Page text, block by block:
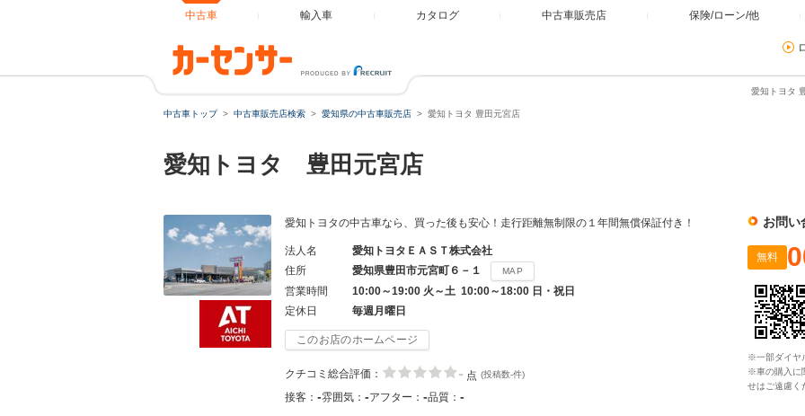
中古車 輸入車 カタログ 中古車販売店 保険/ローン/他
愛知トヨタ
中古車トップ 中古車販売店検索 愛知県の中古車販売店 愛知トヨタ 豊田元宮店
愛知トヨタ 豊田元宮店
愛知トヨタの中古車なら、買った後も安心！走行距離無制限の１年間無償保証付き！
法人名
愛知トヨタＥＡＳＴ株式会社
住所
愛知県豊田市元宮町６－１ MAP
営業時間
10:00～19:00 火～土 10:00～18:00 日・祝日
定休日
毎週月曜日
このお店のホームページ
クチコミ総合評価： - 点 (投稿数-件)
接客： -雰囲気： -アフター： -品質： -
お問い
無料
※一部ダイヤ
※車の購入に
せはご遠慮く